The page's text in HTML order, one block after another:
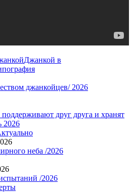
Джанкой в
джанкойцев/ 2026
друг друга и хранят
2026
неба /2026
/2026